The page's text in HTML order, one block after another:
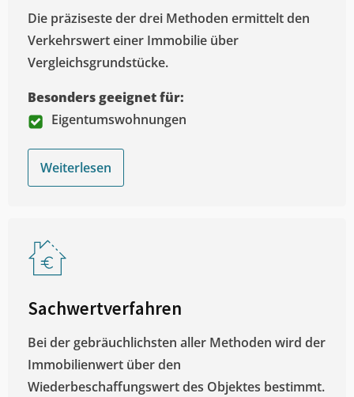
Die präziseste der drei Methoden ermittelt den
Verkehrswert einer Immobilie über
Vergleichsgrundstücke.
Besonders geeignet für:
Eigentumswohnungen
Weiterlesen
Sachwertverfahren
Bei der gebräuchlichsten aller Methoden wird der
Immobilienwert über den
Wiederbeschaffungswert des Objektes bestimmt.